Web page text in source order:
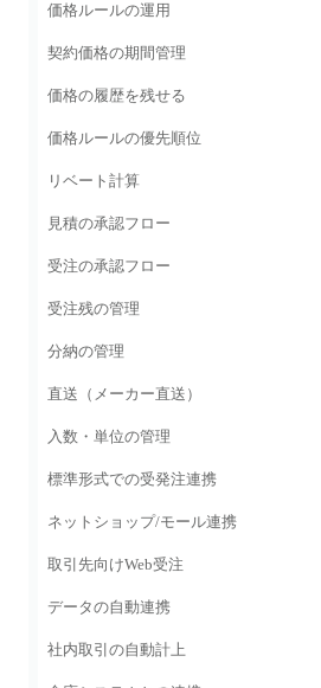
価格ルールの運用
契約価格の期間管理
価格の履歴を残せる
価格ルールの優先順位
リベート計算
見積の承認フロー
受注の承認フロー
受注残の管理
分納の管理
直送（メーカー直送）
入数・単位の管理
標準形式での受発注連携
ネットショップ/モール連携
取引先向けWeb受注
データの自動連携
社内取引の自動計上